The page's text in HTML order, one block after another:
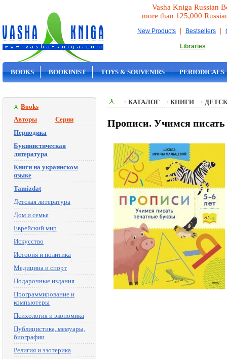
Vasha Kniga Russian
more than 125,000
New Products | Bestsellers |
Libraries
BOOKS BOOKINIST TOYS & SOUVENIRS PERIODICALS
Books
Авторы
Серии
Периодика
Букинистическая
литература
Книги на украинском
языке
Tamizdat
Детская литература
Дом и семья
Еврейский мир
Искусство
История и политика
Медицина и спорт
Подарочные издания
Программирование и
компьютеры
Психология и экономика
Публицистика, мемуары,
биографии
Религия и эзотерика
КАТАЛОГ КНИГИ
Прописи. Учимся